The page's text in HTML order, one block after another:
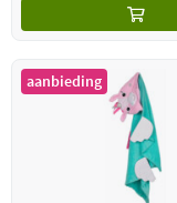
aanbieding